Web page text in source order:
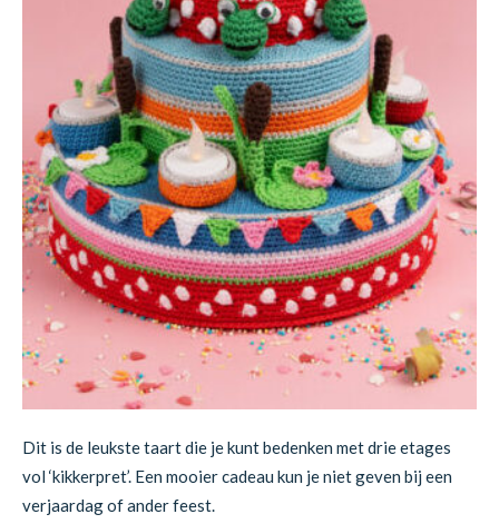
Dit is de leukste taart die je kunt bedenken met drie etages
vol ‘kikkerpret’. Een mooier cadeau kun je niet geven bij een
verjaardag of ander feest.